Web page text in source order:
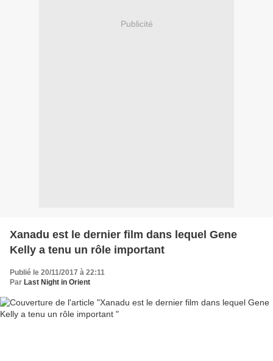
Publicité
Xanadu est le dernier film dans lequel Gene
Kelly a tenu un rôle important
Publié le 20/11/2017 à 22:11
Par Last Night in Orient